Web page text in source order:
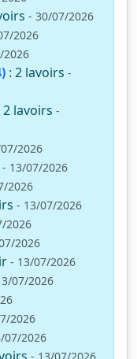
- 30/07/2026
2026
2026
: 2 lavoirs -
2 lavoirs -
2026
- 13/07/2026
2026
- 13/07/2026
2026
2026
- 13/07/2026
07/2026
2026
07/2026